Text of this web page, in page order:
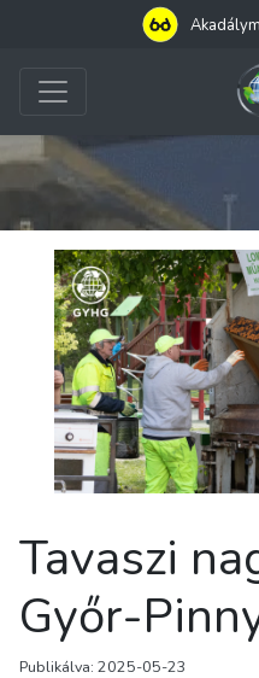
Tavaszi
Győr-
Publikálva: 2025-05-23